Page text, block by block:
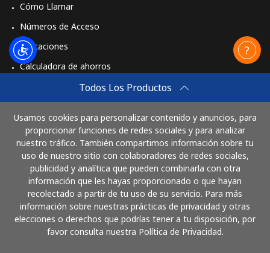
Todos Los Productos
Usamos cookies para personalizar contenido y anuncios, para
proporcionar funciones de redes sociales y para analizar
nuestro tráfico. También compartimos información sobre tu
uso de nuestro sitio con colaboradores de redes sociales,
publicidad y analítica que pueden combinarla con otra
información que les hayas proporcionado o que hayan
recolectado a partir de tu uso de su servicio. Para más
información sobre nuestras prácticas de privacidad y otras
elecciones o derechos que podrías tener a tu disposición, por
favor consulta nuestra Política de Privacidad.
Cómo Llamar
Números de Acceso
Aplicaciones
Calculadora de ahorros
Cómo funciona
Paga con